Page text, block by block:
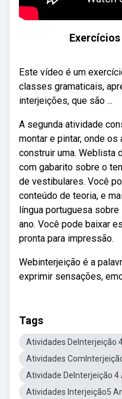
Este vídeo é um
classes gramaticais,
interjeições, que são ...
A segunda atividade
montar e pintar, onde
construir uma. Weblista
com gabarito sobre o
de vestibulares. Você
conteúdo de teoria, e
língua portuguesa sobre
ano. Você pode baixar
pronta para impressão.
Webinterjeição é a
exprimir sensações,
Tags
Atividades DeInterjeição
Atividades
Atividade DeInterjeição 4
Atividades Interjeição5